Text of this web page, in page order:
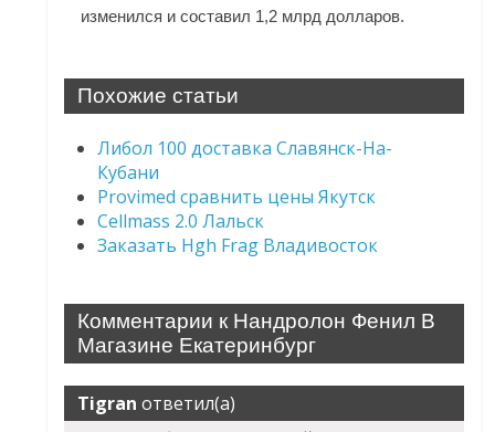
изменился и составил 1,2 млрд долларов.
Похожие статьи
Либол 100 доставка Славянск-На-
Кубани
Provimed сравнить цены Якутск
Cellmass 2.0 Лальск
Заказать Hgh Frag Владивосток
Комментарии к Нандролон Фенил В
Магазине Екатеринбург
Tigran ответил(а)